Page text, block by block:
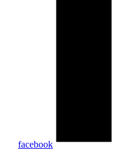
facebook